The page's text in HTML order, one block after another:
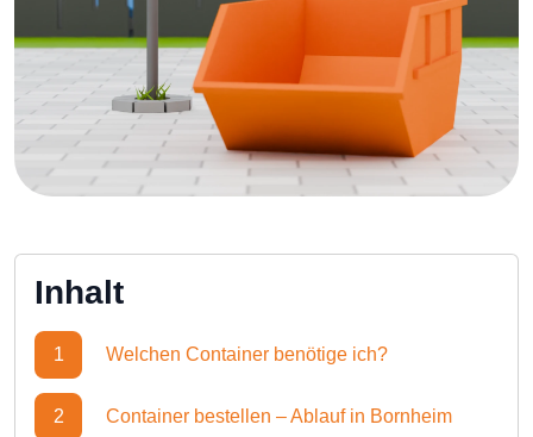
Inhalt
1 Welchen Container benötige ich?
2 Container bestellen – Ablauf in Bornheim